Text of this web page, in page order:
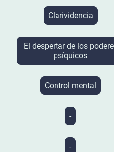
Clarividencia
El despertar de los
psíquicos
Control mental
-
-